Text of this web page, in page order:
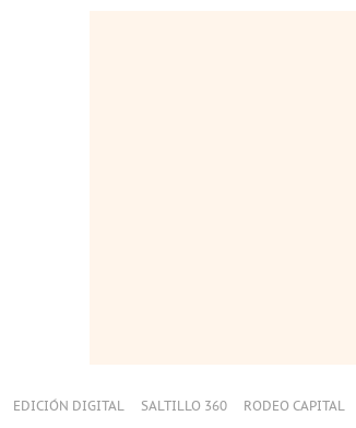
EDICIÓN DIGITAL SALTILLO 360 RODEO CAPITAL